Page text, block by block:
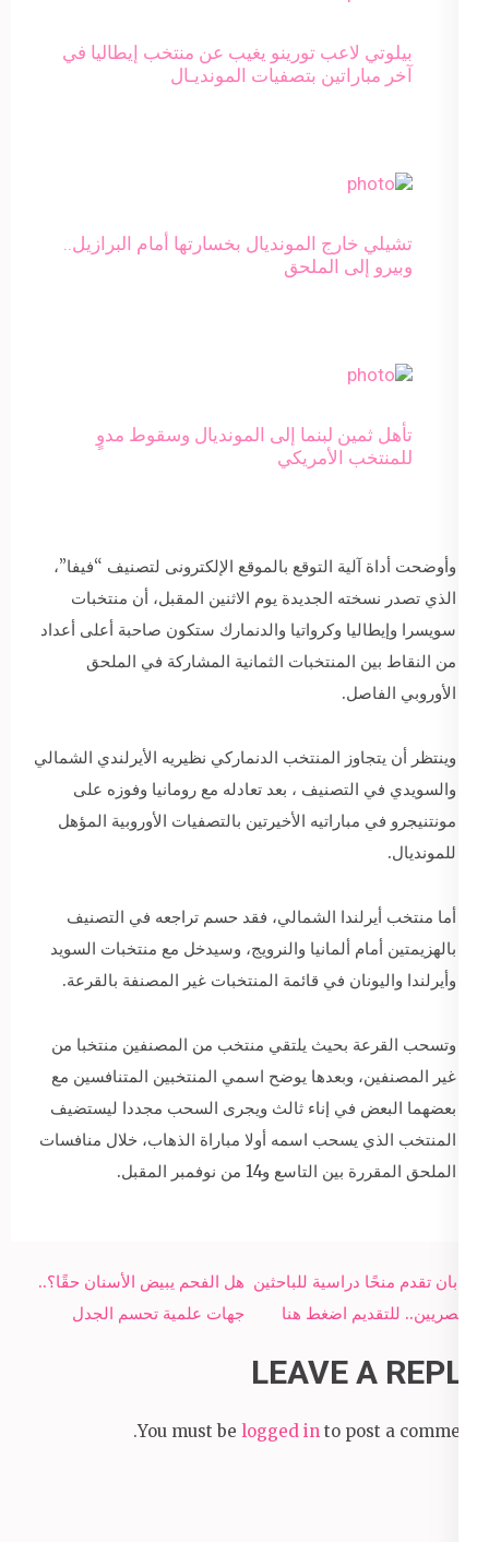
بيلوتي لاعب تورينو يغيب عن منتخب إيطاليا في
آخر مباراتين بتصفيات المونديـال
تشيلي خارج المونديال بخسارتها أمام البرازيل..
وبيرو إلى الملحق
تأهل ثمين لبنما إلى المونديال وسقوط مدوٍ
للمنتخب الأمريكي
وأوضحت أداة آلية التوقع بالموقع الإلكترونى لتصنيف “فيفا”،
الذي تصدر نسخته الجديدة يوم الاثنين المقبل، أن منتخبات
سويسرا وإيطاليا وكرواتيا والدنمارك ستكون صاحبة أعلى أعداد
من النقاط بين المنتخبات الثمانية المشاركة في الملحق
الأوروبي الفاصل.
وينتظر أن يتجاوز المنتخب الدنماركي نظيريه الأيرلندي الشمالي
والسويدي في التصنيف ، بعد تعادله مع رومانيا وفوزه على
مونتنيجرو في مباراتيه الأخيرتين بالتصفيات الأوروبية المؤهل
للمونديال.
أما منتخب أيرلندا الشمالي، فقد حسم تراجعه في التصنيف
بالهزيمتين أمام ألمانيا والنرويج، وسيدخل مع منتخبات السويد
وأيرلندا واليونان في قائمة المنتخبات غير المصنفة بالقرعة.
وتسحب القرعة بحيث يلتقي منتخب من المصنفين منتخبا من
غير المصنفين، وبعدها يوضح اسمي المنتخبين المتنافسين مع
بعضهما البعض في إناء ثالث ويجرى السحب مجددا ليستضيف
المنتخب الذي يسحب اسمه أولا مباراة الذهاب، خلال منافسات
الملحق المقررة بين التاسع و14 من نوفمبر المقبل.
Post
navigation
هل الفحم يبيض الأسنان حقًا؟..
جهات علمية تحسم الجدل
اليابان تقدم منحًا دراسية للباحثين
المصريين.. للتقديم اضغط هنا
LEAVE A REPLY
You must be logged in to post a comment.